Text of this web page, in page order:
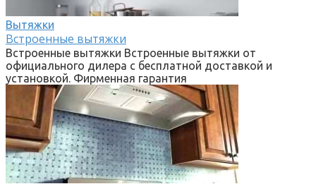
Вытяжки
Встроенные вытяжки
Встроенные вытяжки Встроенные вытяжки от
официального дилера с бесплатной доставкой и
установкой. Фирменная гарантия